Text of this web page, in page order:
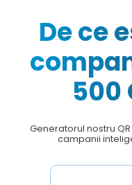
De ce
500
Generatorul nostru
campanii